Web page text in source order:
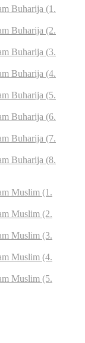
Buharija (1.
Buharija (2.
Buharija (3.
Buharija (4.
Buharija (5.
Buharija (6.
Buharija (7.
Buharija (8.
Muslim (1.
Muslim (2.
Muslim (3.
Muslim (4.
Muslim (5.